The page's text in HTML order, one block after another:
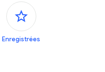
Panneaux latéraux
Enregistrées